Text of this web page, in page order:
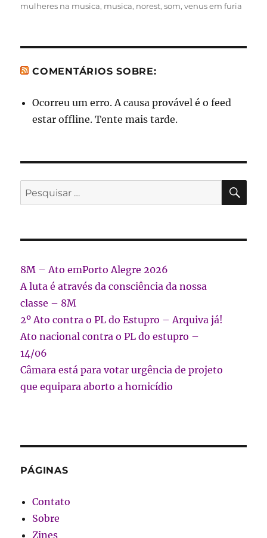
mulheres na musica, musica, norest,som,venus em furia
COMENTÁRIOS SOBRE:
Ocorreu um erro. A causa provável é o feed
estar offline. Tente mais tarde.
Pesquisar
por:
8M – Ato emPorto Alegre 2026
A luta é através da consciência da nossa
classe – 8M
2º Ato contra o PL do Estupro – Arquiva já!
Ato nacional contra o PL do estupro –
14/06
Câmara está para votar urgência de projeto
que equipara aborto a homicídio
PÁGINAS
Contato
Sobre
Zines